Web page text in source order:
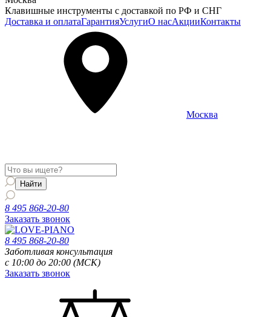
Клавишные инструменты с доставкой по РФ и СНГ
Доставка и оплатаГарантияУслугиО насАкцииКонтакты
Москва
8 495 868-20-80
Заказать звонок
8 495 868-20-80
Заботливая консультация
с 10:00 до 20:00 (МСК)
Заказать звонок